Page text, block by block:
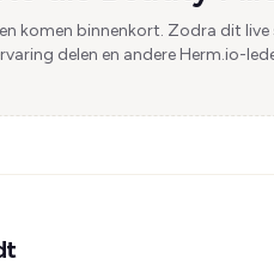
komen binnenkort. Zodra dit live
delen en andere Herm.io-